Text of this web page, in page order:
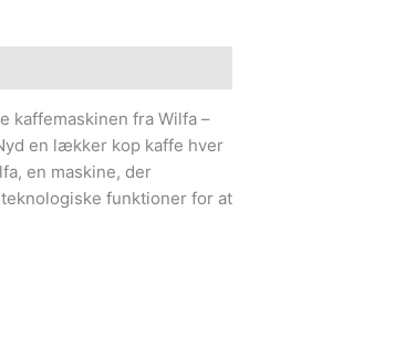
kaffemaskinen fra Wilfa –
en lækker kop kaffe hver
en maskine, der
funktioner for at